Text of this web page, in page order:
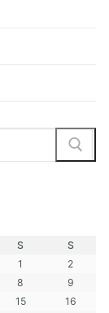
S
S
1
2
8
9
15
16